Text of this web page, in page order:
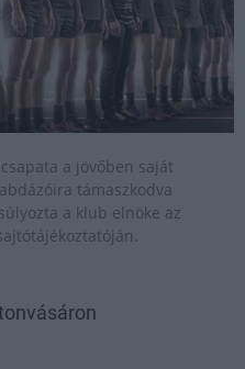
a jövőben saját
támaszkodva
a klub elnöke az